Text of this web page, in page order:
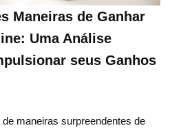
Maneiras de Ganhar
Uma Análise
seus Ganhos
maneiras surpreendentes de